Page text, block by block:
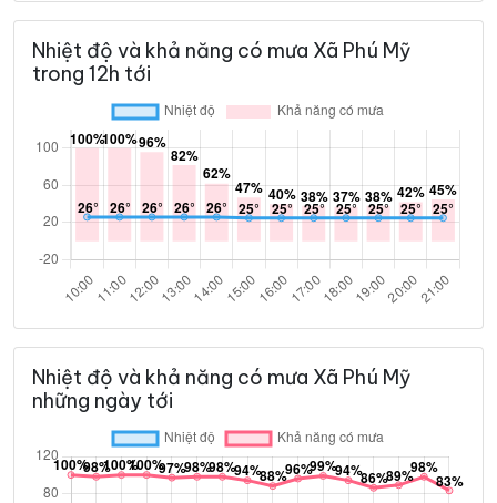
Nhiệt độ và khả năng có mưa Xã Phú Mỹ
trong 12h tới
Nhiệt độ và khả năng có mưa Xã Phú Mỹ
những ngày tới